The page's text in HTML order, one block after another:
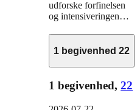
udforske forfinelsen
og intensiveringen…
1 begivenhed 22
1 begivenhed, 22